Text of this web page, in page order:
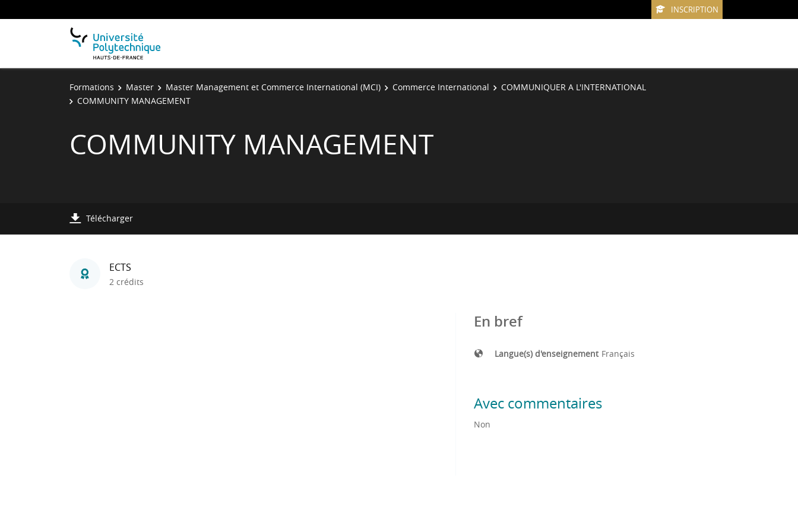
INSCRIPTION
Formations Master Master Management et Commerce International (MCI) Commerce International
COMMUNIQUER A L'INTERNATIONAL
COMMUNITY MANAGEMENT
COMMUNITY MANAGEMENT
Télécharger
ECTS
2 crédits
En bref
Langue(s) d'enseignement Français
Avec commentaires
Non